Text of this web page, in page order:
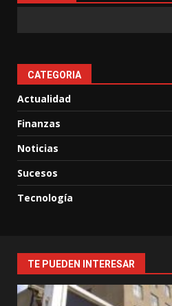
CATEGORIA
Actualidad
Finanzas
Noticias
Sucesos
Tecnología
TE PUEDEN INTERESAR